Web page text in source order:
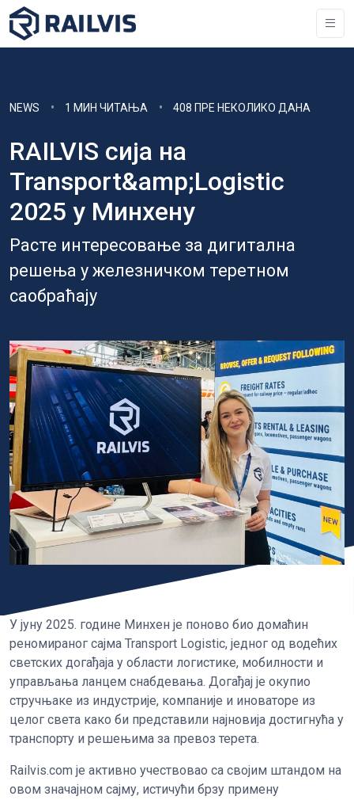
NEWS 1 МИН ЧИТАЊА 408 ПРЕ НЕКОЛИКО ДАНА
RAILVIS сија на
Transport&amp;Logistic
2025 у Минхену
Расте интересовање за дигитална
решења у железничком теретном
саобраћају
У јуну 2025. године Минхен је поново био домаћин
реномираног сајма Transport Logistic, једног од водећих
светских догађаја у области логистике, мобилности и
управљања ланцем снабдевања. Догађај је окупио
стручњаке из индустрије, компаније и иноваторе из
целог света како би представили најновија достигнућа у
транспорту и решењима за превоз терета.
Railvis.com је активно учествовао са својим штандом на
овом значајном сајму, истичући брзу примену